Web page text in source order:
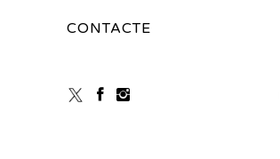
CONTACTE